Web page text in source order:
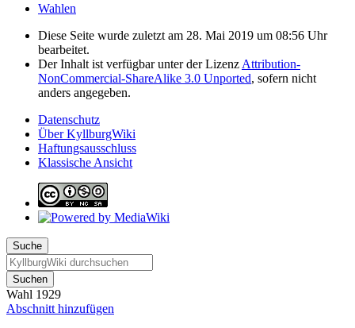
Wahlen
Diese Seite wurde zuletzt am 28. Mai 2019 um 08:56 Uhr
bearbeitet.
Der Inhalt ist verfügbar unter der Lizenz Attribution-
NonCommercial-ShareAlike 3.0 Unported, sofern nicht
anders angegeben.
Datenschutz
Über KyllburgWiki
Haftungsausschluss
Klassische Ansicht
Suche
Suchen
Wahl 1929
Abschnitt hinzufügen